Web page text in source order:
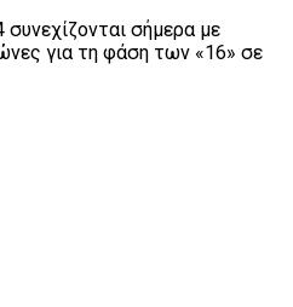
σήμερα με
για τη φάση των «16» σε